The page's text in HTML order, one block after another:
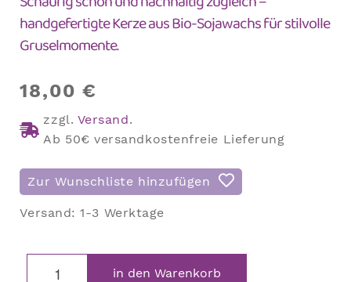
handgefertigte Kerze aus Bio-Sojawachs für stilvolle
Gruselmomente.
18,00€
zzgl. Versand.
Ab 50€ versandkostenfreie Lieferung
Zur Wunschliste hinzufügen
Versand:1-3 Werktage
in den Warenkorb